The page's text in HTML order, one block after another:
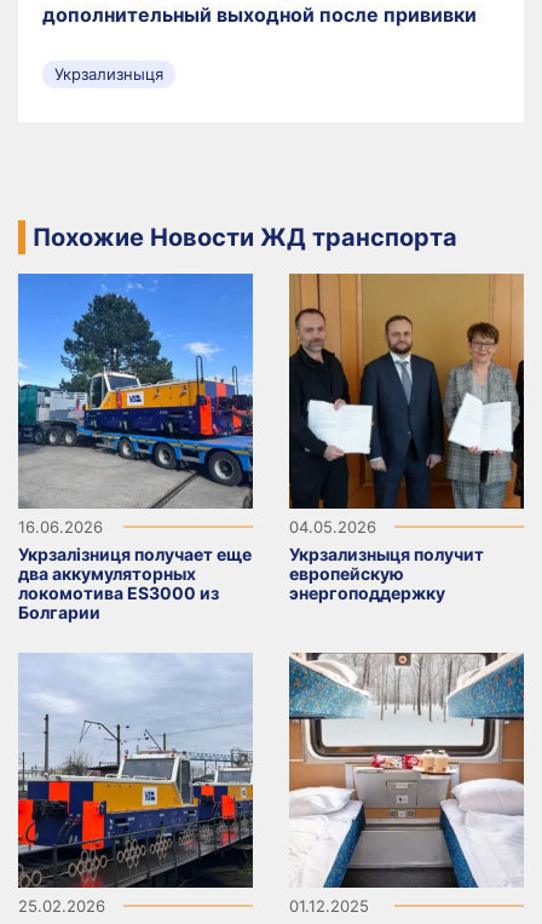
дополнительный выходной после прививки
Укрзализныця
Похожие Новости ЖД транспорта
16.06.2026
Укрзалізниця получает еще
два аккумуляторных
локомотива ES3000 из
Болгарии
04.05.2026
Укрзализныця получит
европейскую
энергоподдержку
25.02.2026 01.12.2025